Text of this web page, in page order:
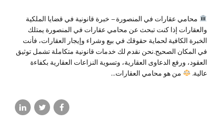
محامي عقارات في المنصورة – خبرة قانونية في قضايا الملكية
والعقارات إذا كنت تبحث عن محامي عقارات في المنصورة يمتلك
الخبرة الكافية لحماية حقوقك في بيع وشراء وإيجار العقارات، فأنت
في المكان الصحيح.نحن نقدم لك خدمات قانونية متكاملة تشمل توثيق
العقود، ورفع الدعاوى العقارية، وتسوية النزاعات العقارية بكفاءة
عالية.
من هو محامي العقارات...